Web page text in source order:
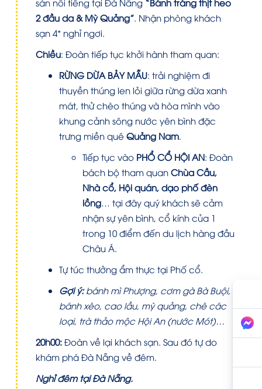
sản nổi tiếng tại Đà Nẵng “Bánh tráng thịt heo
2 đầu da & Mỳ Quảng”. Nhận phòng khách
sạn 4* nghỉ ngơi.
Chiều: Đoàn tiếp tục khởi hành tham quan:
RỪNG DỪA BẢY MẪU: trải nghiệm đi
thuyền thúng len lỏi giữa rừng dừa xanh
mát, thử chèo thúng và hòa mình vào
khung cảnh sông nước yên bình đặc
trưng miền quê Quảng Nam.
Tiếp tục vào PHỔ CỔ HỘI AN: Đoàn
bách bộ tham quan Chùa Cầu,
Nhà cổ, Hội quán, dạo phố đèn
lồng… tại đây quý khách sẽ cảm
nhận sự yên bình, cổ kính của 1
trong 10 điểm đến du lịch hàng đầu
Châu Á.
Tự túc thưởng ẩm thực tại Phố cổ.
Gợi ý: bánh mì Phượng, cơm gà Bà Buội,
bánh xèo, cao lầu, mỳ quảng, chè các
loại, trà thảo mộc Hội An (nước Mót)…
20h00: Đoàn về lại khách sạn. Sau đó tự do
khám phá Đà Nẵng về đêm.
Nghỉ đêm tại Đà Nẵng.